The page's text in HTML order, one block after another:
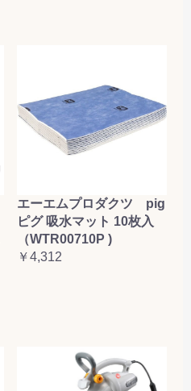
エーエムプロダクツ pig
ピグ 吸水マット 10枚入
（WTR00710P )
￥4,312